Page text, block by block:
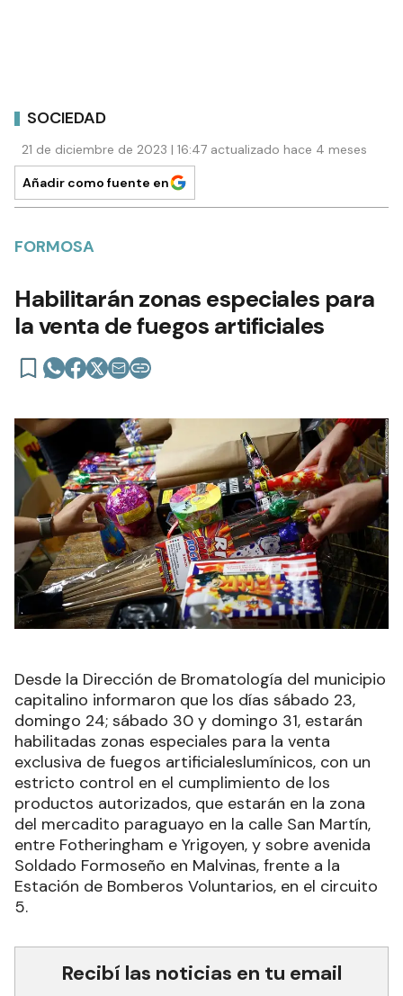
SOCIEDAD
21 de diciembre de 2023 | 16:47 actualizado hace 4 meses
Añadir como fuente en
FORMOSA
Habilitarán zonas especiales para
la venta de fuegos artificiales
Desde la Dirección de Bromatología del municipio
capitalino informaron que los días sábado 23,
domingo 24; sábado 30 y domingo 31, estarán
habilitadas zonas especiales para la venta
exclusiva de fuegos artificialeslumínicos, con un
estricto control en el cumplimiento de los
productos autorizados, que estarán en la zona
del mercadito paraguayo en la calle San Martín,
entre Fotheringham e Yrigoyen, y sobre avenida
Soldado Formoseño en Malvinas, frente a la
Estación de Bomberos Voluntarios, en el circuito
5.
Recibí las noticias en tu email